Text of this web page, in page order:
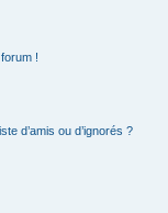
!
d’amis ou d’ignorés ?